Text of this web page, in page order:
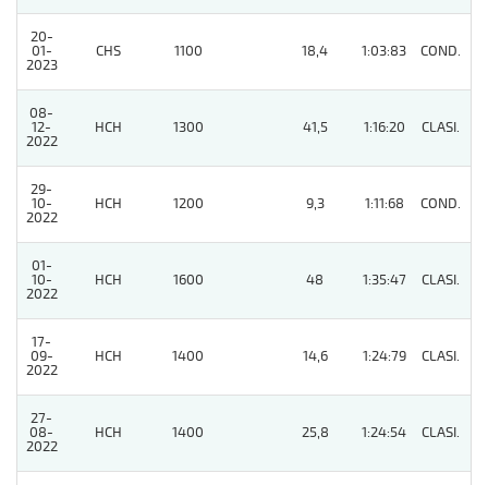
20-
01-
2023
CHS 1100 18,4 1:03:83 COND.
08-
12-
2022
HCH 1300 41,5 1:16:20 CLASI.
29-
10-
2022
HCH 1200 9,3 1:11:68 COND.
01-
10-
2022
HCH 1600 48 1:35:47 CLASI.
17-
09-
2022
HCH 1400 14,6 1:24:79 CLASI.
27-
08-
2022
HCH 1400 25,8 1:24:54 CLASI.